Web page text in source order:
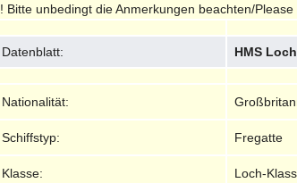
Bitte unbedingt die Anmerkungen beachten/
Datenblatt: HMS
Nationalität:
Schiffstyp: Fregatte
Klasse: Loch-